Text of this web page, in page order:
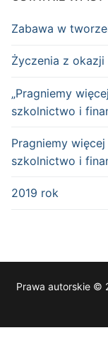
Zabawa w
Życzenia z
„Pragniemy
szkolnictwo i
Pragniemy
szkolnictwo i
2019 rok
Prawa autorskie ©